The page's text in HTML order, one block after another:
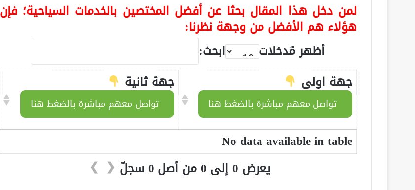
لمن دخل هذا المقال بحثا عن أفضل المختصين بالخدمات السياحية؛ فإن
هؤلاء هم الأفضل من وجهة نظرنا:
أظهر مُدخلات
ابحث:
جهة اولى
تواصل معهم مباشرة بالضغط هنا
جهة ثانية
تواصل معهم مباشرة بالضغط هنا
No data available in table
يعرض 0 إلى 0 من أصل 0 سجلّ
❮
❯